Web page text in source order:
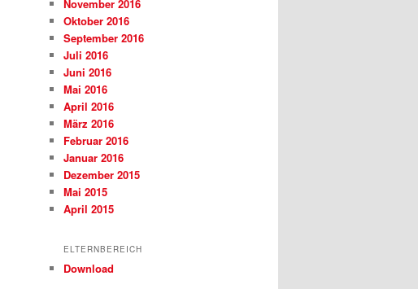
November 2016
Oktober 2016
September 2016
Juli 2016
Juni 2016
Mai 2016
April 2016
März 2016
Februar 2016
Januar 2016
Dezember 2015
Mai 2015
April 2015
ELTERNBEREICH
Download